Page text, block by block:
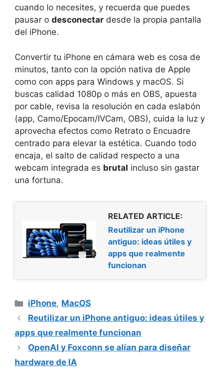
cuando lo necesites, y recuerda que puedes
pausar o desconectar desde la propia pantalla
del iPhone.
Convertir tu iPhone en cámara web es cosa de
minutos, tanto con la opción nativa de Apple
como con apps para Windows y macOS. Si
buscas calidad 1080p o más en OBS, apuesta
por cable, revisa la resolución en cada eslabón
(app, Camo/Epocam/IVCam, OBS), cuida la luz y
aprovecha efectos como Retrato o Encuadre
centrado para elevar la estética. Cuando todo
encaja, el salto de calidad respecto a una
webcam integrada es brutal incluso sin gastar
una fortuna.
RELATED ARTICLE:
Reutilizar un iPhone
antiguo: ideas útiles y
apps que realmente
funcionan
Categorías
iPhone, MacOS
Reutilizar un iPhone antiguo: ideas útiles y
apps que realmente funcionan
OpenAI y Foxconn se alían para diseñar
hardware de IA